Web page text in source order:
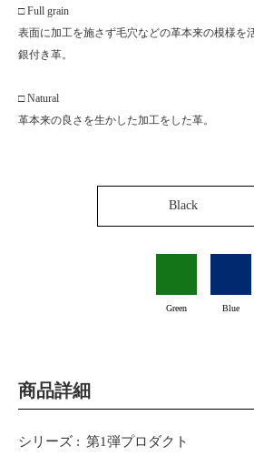
□ Full grain
表面に加工を施さず毛穴などの革本来の模様を
銀付き革。
□ Natural
革本来の良さを生かした加工をした革。
Black
Green Blue
商品詳細
シリーズ
第1弾プロダクト